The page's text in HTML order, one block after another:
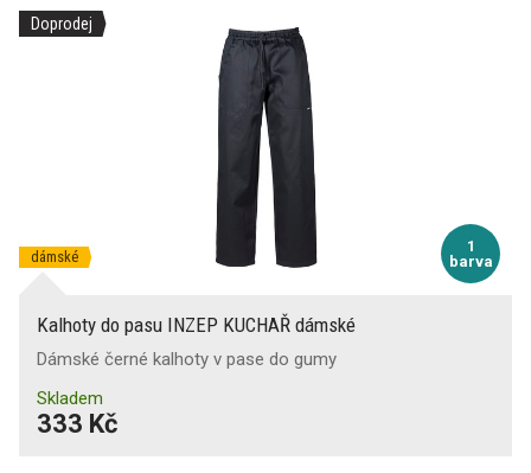
Doprodej
1
barva
dámské
Kalhoty do pasu INZEP KUCHAŘ dámské
Dámské černé kalhoty v pase do gumy
Skladem
333 Kč